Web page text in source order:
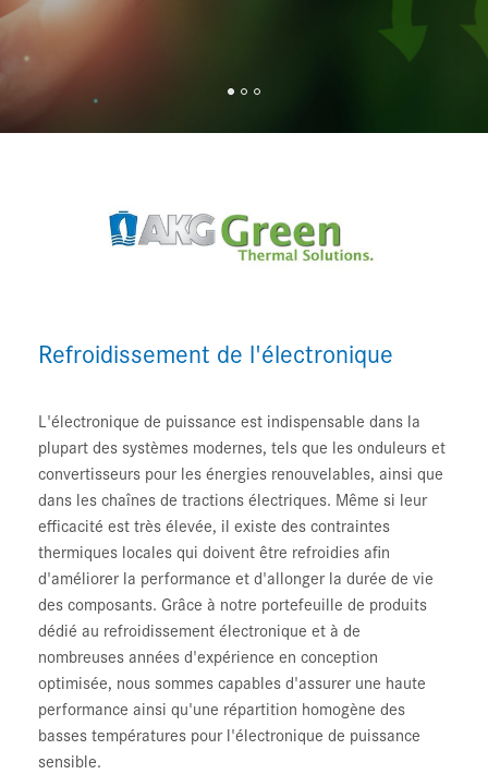
Refroidissement de l'électronique
L'électronique de puissance est indispensable dans la
plupart des systèmes modernes, tels que les onduleurs et
convertisseurs pour les énergies renouvelables, ainsi que
dans les chaînes de tractions électriques. Même si leur
efficacité est très élevée, il existe des contraintes
thermiques locales qui doivent être refroidies afin
d'améliorer la performance et d'allonger la durée de vie
des composants. Grâce à notre portefeuille de produits
dédié au refroidissement électronique et à de
nombreuses années d'expérience en conception
optimisée, nous sommes capables d'assurer une haute
performance ainsi qu'une répartition homogène des
basses températures pour l'électronique de puissance
sensible.